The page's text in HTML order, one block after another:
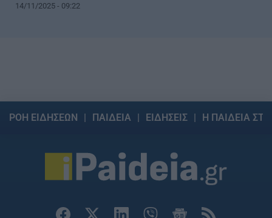
14/11/2025 - 09:22
ΡΟΗ ΕΙΔΗΣΕΩΝ ΠΑΙΔΕΙΑ ΕΙΔΗΣΕΙΣ Η ΠΑΙΔΕΙΑ